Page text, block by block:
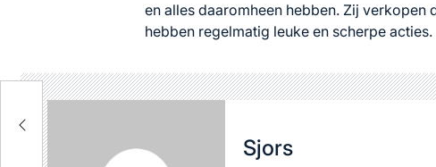
en alles daaromheen hebben. Zij verkopen
hebben regelmatig leuke en scherpe acties.
Sjors